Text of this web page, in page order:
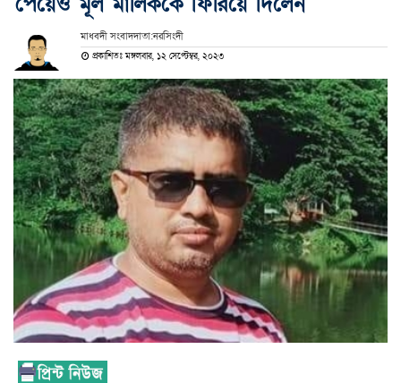
মাধবদী সংবাদদাতা:নরসিংদী
প্রকাশিতঃ মঙ্গলবার, ১২ সেপ্টেম্বর, ২০২৩